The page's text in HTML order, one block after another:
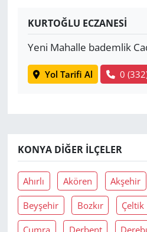
KURTOĞLU ECZANESİ
Yeni Mahalle bademlik
Yol Tarifi Al 0
KONYA DIĞER İLÇELER
Ahırlı Akören Akşehir
Beyşehir Bozkır Çeltik
Yerel